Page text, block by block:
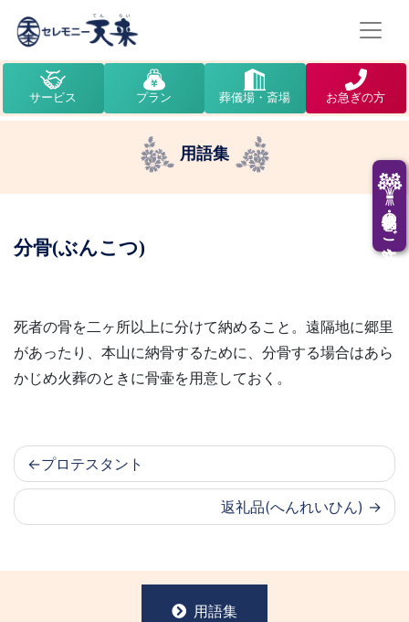
供花・供物のご注文
サービス プラン 葬儀場・斎場 お急ぎの方
用語集
分骨(ぶんこつ)
死者の骨を二ヶ所以上に分けて納めること。遠隔地に郷里
があったり、本山に納骨するために、分骨する場合はあら
かじめ火葬のときに骨壷を用意しておく。
プロテスタント
返礼品(へんれいひん)
用語集